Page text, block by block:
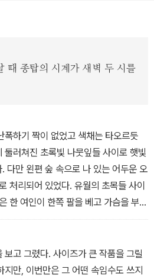
, 사회로부터는 매번 버림받고 결국 광
때 종탑의 시계가 새벽 두 시를
폭하기 짝이 없었고 색채는 타오르듯
러쳐진 초록빛 나뭇잎들 사이로 햇빛
다만 왼편 숲 속으로 나 있는 어두운 오
처리되어 있었다. 유월의 초목들 사이
한 여인이 한쪽 팔을 베고 가슴을 부풀
를 지으며 그 어디에도 시선을 두지 않
금빛 햇살이 그녀의 벗은 몸을 가득 적
색과 금발 머리의 키 작은 두 여인이 역
치고 있었다. 초록빛 나뭇잎들 가운데
보고 그렸다. 사이즈가 큰 작품을 그릴
지만, 이번만은 그 어떤 속임수도 쓰지